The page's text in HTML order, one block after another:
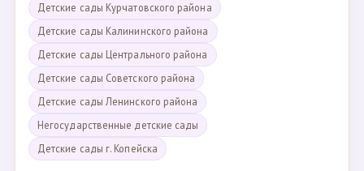
Детские сады Курчатовского района
Детские сады Калининского района
Детские сады Центрального района
Детские сады Советского района
Детские сады Ленинского района
Негосударственные детские сады
Детские сады г. Копейска